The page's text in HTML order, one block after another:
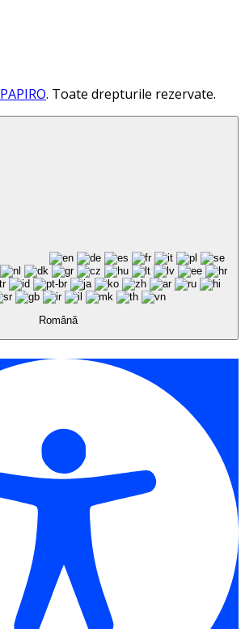
PAPIRO. Toate drepturile rezervate.
Română